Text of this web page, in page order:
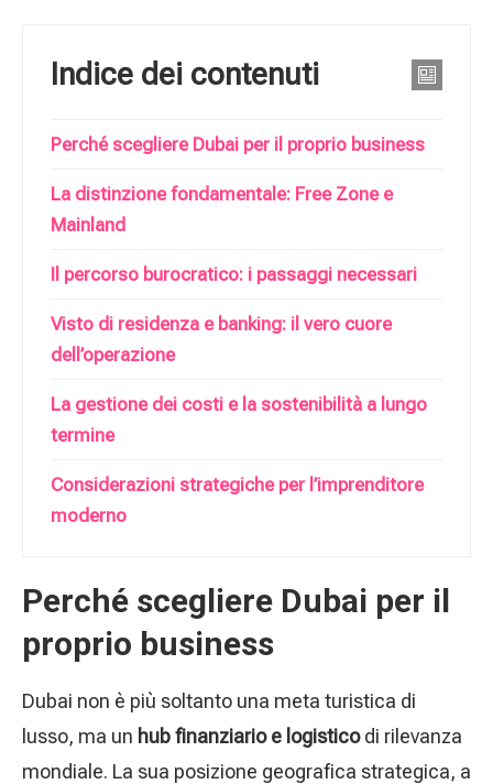
Indice dei contenuti
Perché scegliere Dubai per il proprio business
La distinzione fondamentale: Free Zone e
Mainland
Il percorso burocratico: i passaggi necessari
Visto di residenza e banking: il vero cuore
dell’operazione
La gestione dei costi e la sostenibilità a lungo
termine
Considerazioni strategiche per l’imprenditore
moderno
Perché scegliere Dubai per il
proprio business
Dubai non è più soltanto una meta turistica di
lusso, ma un hub finanziario e logisticodi rilevanza
mondiale. La sua posizione geografica strategica, a